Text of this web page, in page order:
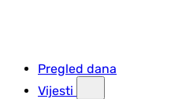
Pregled dana
Vijesti